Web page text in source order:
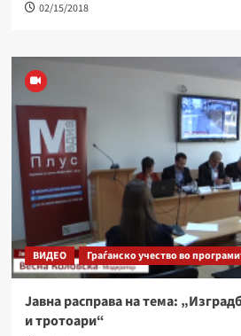
02/15/2018
ВИДЕО Граѓанско учество во
Јавна расправа на тема:
и тротоари“